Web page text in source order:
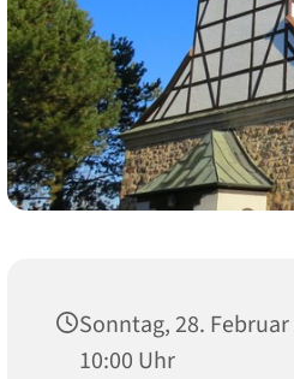
Sonntag, 28. Februar
10:00 Uhr